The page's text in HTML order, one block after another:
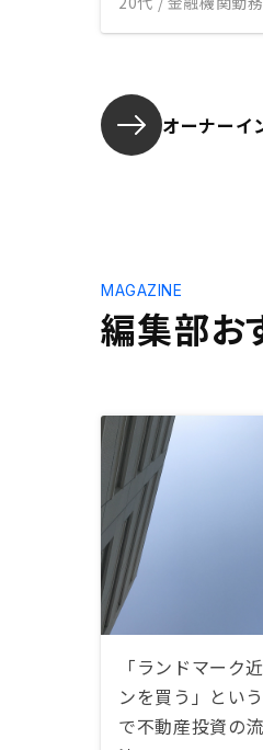
オーナーイ
編集部お
MAGAZINE
「ランドマーク
ンを買う」とい
で不動産投資の